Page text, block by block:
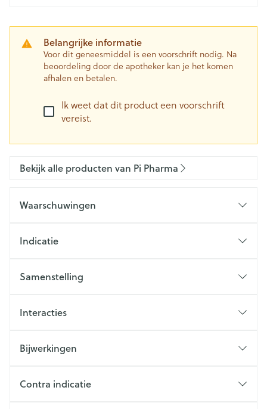
Belangrijke informatie
Voor dit geneesmiddel is een voorschrift nodig. Na
beoordeling door de apotheker kan je het komen
afhalen en betalen.
Ik weet dat dit product een voorschrift
vereist.
Bekijk alle producten van Pi Pharma
Waarschuwingen
Indicatie
Samenstelling
Interacties
Bijwerkingen
Contra indicatie